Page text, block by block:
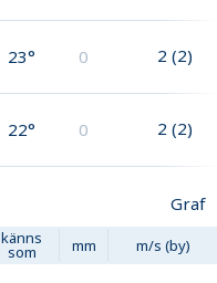
23° 0 2 (2)
22° 0 2 (2)
Graf
känns
som mm m/s (by)